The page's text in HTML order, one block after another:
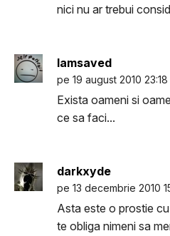
nici nu ar trebui
Iamsaved
pe 19 august 2010 23:18
Exista oameni si
ce sa faci...
darkxyde
pe 13 decembrie 2010
Asta este o prostie
te obliga nimeni sa